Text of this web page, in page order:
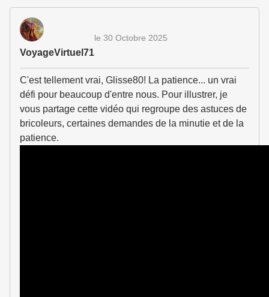
VoyageVirtuel71
le 30 Octobre 2025
C'est tellement vrai, Glisse80! La patience... un vrai
défi pour beaucoup d'entre nous. Pour illustrer, je
vous partage cette vidéo qui regroupe des astuces de
bricoleurs, certaines demandes de la minutie et de la
patience.